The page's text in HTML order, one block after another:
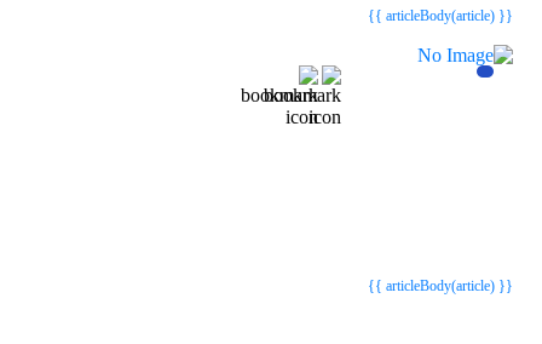
{{ articleBody(article) }}
{{ articleBody(article) }}